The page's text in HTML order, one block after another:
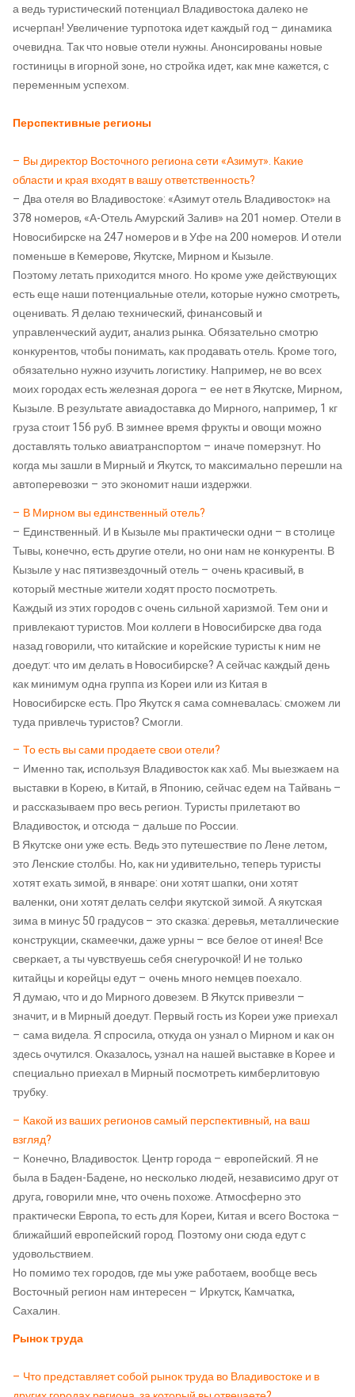
а ведь туристический потенциал Владивостока далеко не
исчерпан! Увеличение турпотока идет каждый год – динамика
очевидна. Так что новые отели нужны. Анонсированы новые
гостиницы в игорной зоне, но стройка идет, как мне кажется, с
переменным успехом.
Перспективные регионы
– Вы директор Восточного региона сети «Азимут». Какие
области и края входят в вашу ответственность?
– Два отеля во Владивостоке: «Азимут отель Владивосток» на
378 номеров, «А-Отель Амурский Залив» на 201 номер. Отели в
Новосибирске на 247 номеров и в Уфе на 200 номеров. И отели
поменьше в Кемерове, Якутске, Мирном и Кызыле.
Поэтому летать приходится много. Но кроме уже действующих
есть еще наши потенциальные отели, которые нужно смотреть,
оценивать. Я делаю технический, финансовый и
управленческий аудит, анализ рынка. Обязательно смотрю
конкурентов, чтобы понимать, как продавать отель. Кроме того,
обязательно нужно изучить логистику. Например, не во всех
моих городах есть железная дорога – ее нет в Якутске, Мирном,
Кызыле. В результате авиадоставка до Мирного, например, 1 кг
груза стоит 156 руб. В зимнее время фрукты и овощи можно
доставлять только авиатранспортом – иначе померзнут. Но
когда мы зашли в Мирный и Якутск, то максимально перешли на
автоперевозки – это экономит наши издержки.
– В Мирном вы единственный отель?
– Единственный. И в Кызыле мы практически одни – в столице
Тывы, конечно, есть другие отели, но они нам не конкуренты. В
Кызыле у нас пятизвездочный отель – очень красивый, в
который местные жители ходят просто посмотреть.
Каждый из этих городов с очень сильной харизмой. Тем они и
привлекают туристов. Мои коллеги в Новосибирске два года
назад говорили, что китайские и корейские туристы к ним не
доедут: что им делать в Новосибирске? А сейчас каждый день
как минимум одна группа из Кореи или из Китая в
Новосибирске есть. Про Якутск я сама сомневалась: сможем ли
туда привлечь туристов? Смогли.
– То есть вы сами продаете свои отели?
– Именно так, используя Владивосток как хаб. Мы выезжаем на
выставки в Корею, в Китай, в Японию, сейчас едем на Тайвань –
и рассказываем про весь регион. Туристы прилетают во
Владивосток, и отсюда – дальше по России.
В Якутске они уже есть. Ведь это путешествие по Лене летом,
это Ленские столбы. Но, как ни удивительно, теперь туристы
хотят ехать зимой, в январе: они хотят шапки, они хотят
валенки, они хотят делать селфи якутской зимой. А якутская
зима в минус 50 градусов – это сказка: деревья, металлические
конструкции, скамеечки, даже урны – все белое от инея! Все
сверкает, а ты чувствуешь себя снегурочкой! И не только
китайцы и корейцы едут – очень много немцев поехало.
Я думаю, что и до Мирного довезем. В Якутск привезли –
значит, и в Мирный доедут. Первый гость из Кореи уже приехал
– сама видела. Я спросила, откуда он узнал о Мирном и как он
здесь очутился. Оказалось, узнал на нашей выставке в Корее и
специально приехал в Мирный посмотреть кимберлитовую
трубку.
– Какой из ваших регионов самый перспективный, на ваш
взгляд?
– Конечно, Владивосток. Центр города – европейский. Я не
была в Баден-Бадене, но несколько людей, независимо друг от
друга, говорили мне, что очень похоже. Атмосферно это
практически Европа, то есть для Кореи, Китая и всего Востока –
ближайший европейский город. Поэтому они сюда едут с
удовольствием.
Но помимо тех городов, где мы уже работаем, вообще весь
Восточный регион нам интересен – Иркутск, Камчатка,
Сахалин.
Рынок труда
– Что представляет собой рынок труда во Владивостоке и в